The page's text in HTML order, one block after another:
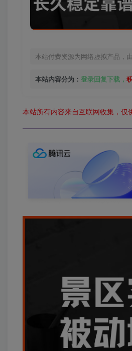
本站付费资源为网络虚拟产品，
本站内容分为： 登录回复下载，
本站所有内容来自互联网收集，仅